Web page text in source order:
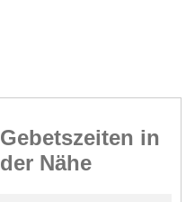
Gebetszeiten in
der Nähe